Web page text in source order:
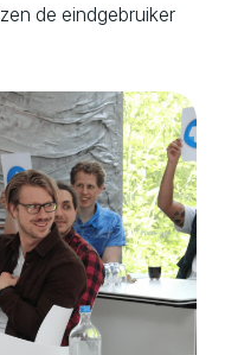
de eindgebruiker